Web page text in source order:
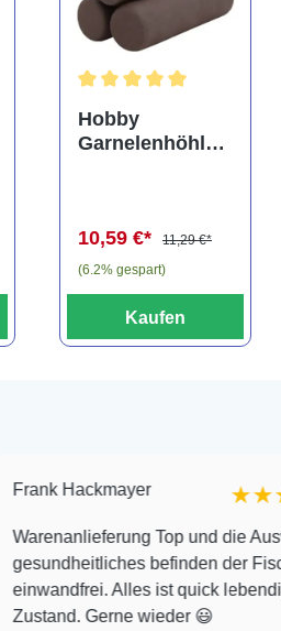
Hobby
Garnelenhöhle
10,59 €*
11,29 €*
(6.2% gespart)
Kaufen
★★★★
Top und die Auswahl plus
befinden der Fische
Alles ist quick lebendig und im
Gerne wieder 😃